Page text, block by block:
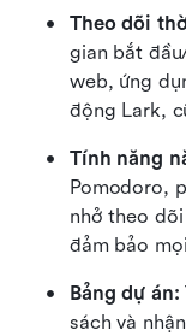
Theo dõi
gian bắt
web, ứng
động Lark,
Tính năng
Pomodoro,
nhở theo
đảm bảo
Bảng dự án:
sách và